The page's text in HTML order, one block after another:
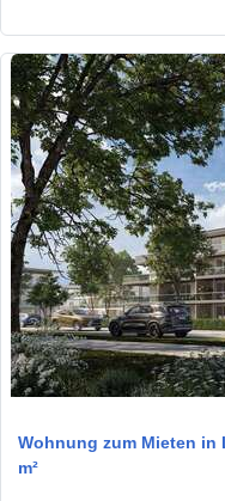
Wohnung zum Mieten in
m²